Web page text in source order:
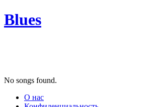
Blues
No songs found.
О нас